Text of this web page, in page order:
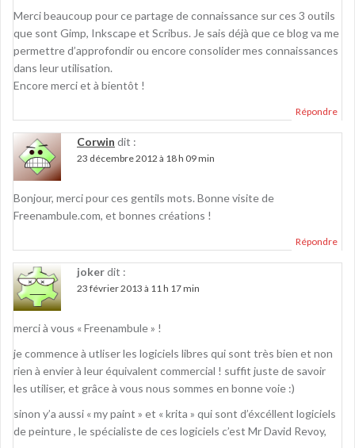
Merci beaucoup pour ce partage de connaissance sur ces 3 outils
que sont Gimp, Inkscape et Scribus. Je sais déjà que ce blog va me
permettre d’approfondir ou encore consolider mes connaissances
dans leur utilisation.
Encore merci et à bientôt !
Répondre
Corwin dit :
23 décembre 2012 à 18 h 09 min
Bonjour, merci pour ces gentils mots. Bonne visite de
Freenambule.com, et bonnes créations !
Répondre
jokerdit :
23 février 2013 à 11 h 17 min
merci à vous « Freenambule » !
je commence à utliser les logiciels libres qui sont très bien et non
rien à envier à leur équivalent commercial ! suffit juste de savoir
les utiliser, et grâce à vous nous sommes en bonne voie :)
sinon y’a aussi « my paint » et « krita » qui sont d’éxcéllent logiciels
de peinture , le spécialiste de ces logiciels c’est Mr David Revoy,